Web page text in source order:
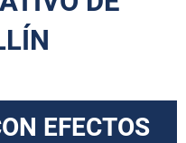
EFECTOS